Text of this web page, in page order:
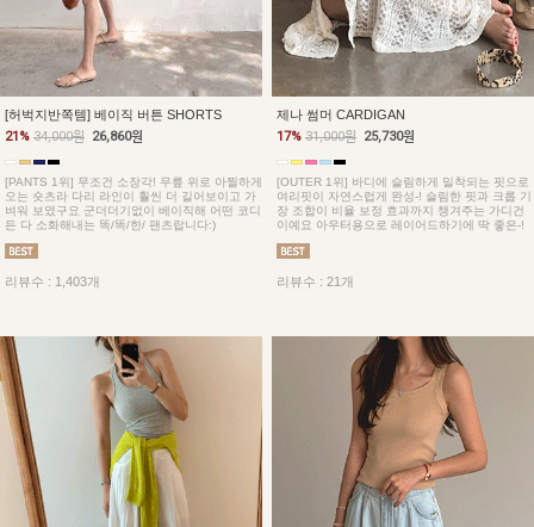
[허벅지반쪽템] 베이직 버튼 SHORTS
21% 34,000원 26,860원
[PANTS 1위] 무조건 소장각! 무릎 위로 아찔하게
오는 숏츠라 다리 라인이 훨씬 더 길어보이고 가
벼워 보였구요 군더더기없이 베이직해 어떤 코디
든 다 소화해내는 똑/똑/한/ 팬츠랍니다:)
리뷰수 : 1,403개
제나 썸머 CARDIGAN
17% 31,000원 25,730원
[OUTER 1위] 바디에 슬림하게 밀착되는 핏으로
여리핏이 자연스럽게 완성-! 슬림한 핏과 크롭 기
장 조합이 비율 보정 효과까지 챙겨주는 가디건
이예요 아우터용으로 레이어드하기에 딱 좋은-!
리뷰수 : 21개